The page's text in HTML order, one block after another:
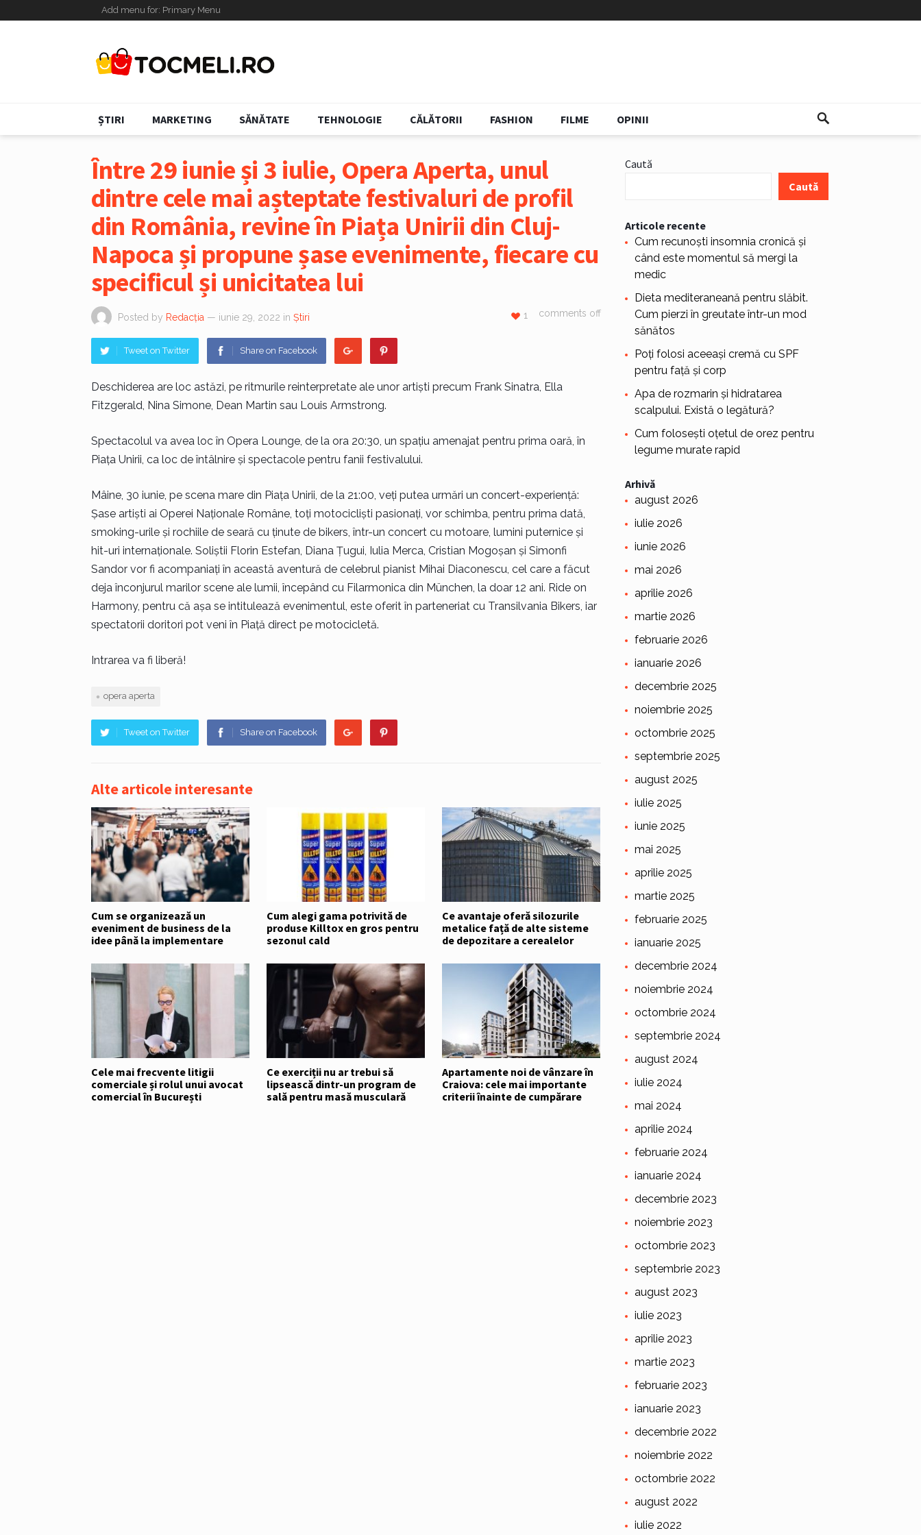
Add menu for: Primary Menu
ȘTIRI MARKETING SĂNĂTATE TEHNOLOGIE CĂLĂTORII FASHION FILME OPINII
Între 29 iunie și 3 iulie, Opera Aperta, unul
dintre cele mai așteptate festivaluri de profil
din România, revine în Piața Unirii din Cluj-
Napoca și propune șase evenimente, fiecare cu
specificul și unicitatea lui
Posted by Redacția — iunie 29, 2022 in Știri comments off
1
Tweet on Twitter Share on Facebook
Deschiderea are loc astăzi, pe ritmurile reinterpretate ale unor artiști precum Frank Sinatra, Ella
Fitzgerald, Nina Simone, Dean Martin sau Louis Armstrong.
Spectacolul va avea loc în Opera Lounge, de la ora 20:30, un spațiu amenajat pentru prima oară, în
Piața Unirii, ca loc de întâlnire și spectacole pentru fanii festivalului.
Mâine, 30 iunie, pe scena mare din Piața Unirii, de la 21:00, veți putea urmări un concert-experiență:
Șase artiști ai Operei Naționale Române, toți motocicliști pasionați, vor schimba, pentru prima dată,
smoking-urile și rochiile de seară cu ținute de bikers, într-un concert cu motoare, lumini puternice și
hit-uri internaționale. Soliștii Florin Estefan, Diana Țugui, Iulia Merca, Cristian Mogoșan și Simonfi
Sandor vor fi acompaniați în această aventură de celebrul pianist Mihai Diaconescu, cel care a făcut
deja înconjurul marilor scene ale lumii, începând cu Filarmonica din München, la doar 12 ani. Ride on
Harmony, pentru că așa se intitulează evenimentul, este oferit în parteneriat cu Transilvania Bikers, iar
spectatorii doritori pot veni în Piață direct pe motocicletă.
Intrarea va fi liberă!
opera aperta
Tweet on Twitter Share on Facebook
Alte articole interesante
Cum se organizează un
eveniment de business de la
idee până la implementare
Cum alegi gama potrivită de
produse Killtox en gros pentru
sezonul cald
Ce avantaje oferă silozurile
metalice față de alte sisteme
de depozitare a cerealelor
Cele mai frecvente litigii
comerciale și rolul unui avocat
comercial în București
Ce exerciții nu ar trebui să
lipsească dintr-un program de
sală pentru masă musculară
Apartamente noi de vânzare în
Craiova: cele mai importante
criterii înainte de cumpărare
Caută
Caută
Articole recente
Cum recunoști insomnia cronică și
când este momentul să mergi la
medic
Dieta mediteraneană pentru slăbit.
Cum pierzi în greutate într-un mod
sănătos
Poți folosi aceeași cremă cu SPF
pentru față și corp
Apa de rozmarin și hidratarea
scalpului. Există o legătură?
Cum folosești oțetul de orez pentru
legume murate rapid
Arhivă
august 2026
iulie 2026
iunie 2026
mai 2026
aprilie 2026
martie 2026
februarie 2026
ianuarie 2026
decembrie 2025
noiembrie 2025
octombrie 2025
septembrie 2025
august 2025
iulie 2025
iunie 2025
mai 2025
aprilie 2025
martie 2025
februarie 2025
ianuarie 2025
decembrie 2024
noiembrie 2024
octombrie 2024
septembrie 2024
august 2024
iulie 2024
mai 2024
aprilie 2024
februarie 2024
ianuarie 2024
decembrie 2023
noiembrie 2023
octombrie 2023
septembrie 2023
august 2023
iulie 2023
aprilie 2023
martie 2023
februarie 2023
ianuarie 2023
decembrie 2022
noiembrie 2022
octombrie 2022
august 2022
iulie 2022